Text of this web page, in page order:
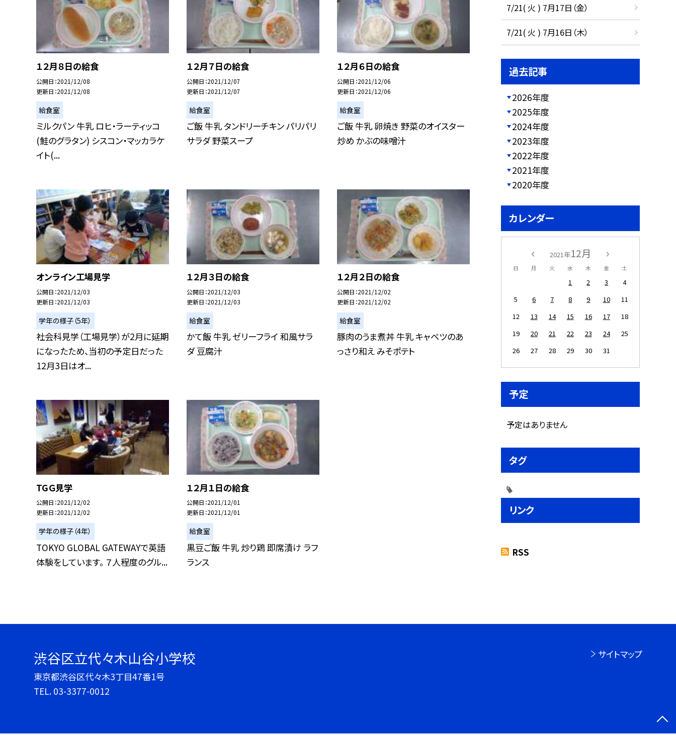
１２月８日の給食
公開日 2021/12/08
更新日 2021/12/08
給食室
ミルクパン 牛乳 ロヒ・ラーティッコ
(鮭のグラタン) シスコン・マッカラケ
イト(...
１２月７日の給食
公開日 2021/12/07
更新日 2021/12/07
給食室
ご飯 牛乳 タンドリーチキン パリパリ
サラダ 野菜スープ
１２月６日の給食
公開日 2021/12/06
更新日 2021/12/06
給食室
ご飯 牛乳 卵焼き 野菜のオイスター
炒め かぶの味噌汁
オンライン工場見学
公開日 2021/12/03
更新日 2021/12/03
学年の様子（5年）
社会科見学（工場見学）が2月に延期
になったため、当初の予定日だった
12月3日はオ...
１２月３日の給食
公開日 2021/12/03
更新日 2021/12/03
給食室
かて飯 牛乳 ゼリーフライ 和風サラ
ダ 豆腐汁
１２月２日の給食
公開日 2021/12/02
更新日 2021/12/02
給食室
豚肉のうま煮丼 牛乳 キャベツのあ
っさり和え みそポテト
TGＧ見学
公開日 2021/12/02
更新日 2021/12/02
学年の様子（4年）
TOKYO GLOBAL GATEWAYで英語
体験をしています。 ７人程度のグル...
１２月１日の給食
公開日 2021/12/01
更新日 2021/12/01
給食室
黒豆ご飯 牛乳 炒り鶏 即席漬け ラフ
ランス
7/21( 火 ) 7月17日（金）
7/21( 火 ) 7月16日（木）
過去記事
2026年度
2025年度
2024年度
2023年度
2022年度
2021年度
2020年度
カレンダー
2021年12月
日 月 火 水 木 金 土
1 2 3
4
5
6 7 8 9 10
11
12
13 14 15 16 17
18
19
20 21 22 23 24
25
26
27 28 29 30 31
予定
予定はありません
タグ
リンク
RSS
渋谷区立代々木山谷小学校
東京都渋谷区代々木3丁目47番1号
TEL. 03-3377-0012
サイトマップ